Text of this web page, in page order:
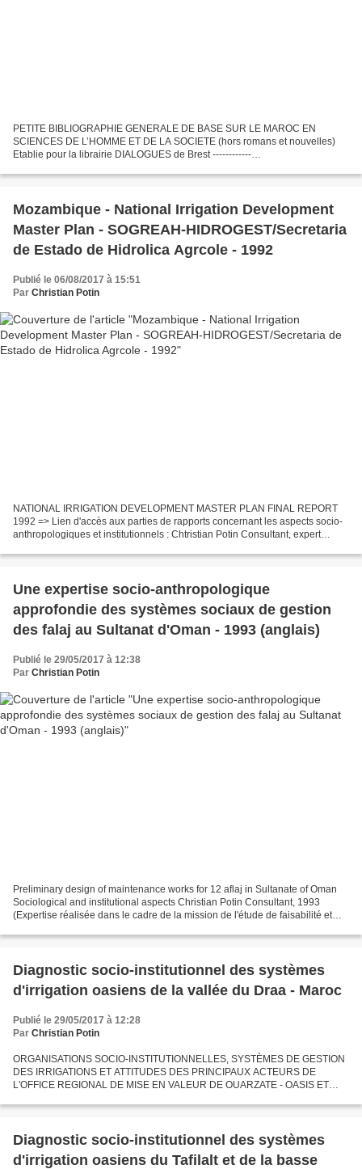
PETITE BIBLIOGRAPHIE GENERALE DE BASE SUR LE MAROC EN
SCIENCES DE L’HOMME ET DE LA SOCIETE (hors romans et nouvelles)
Etablie pour la librairie DIALOGUES de Brest ------------
SCIENCES_DE_L_HOMME_ET_DE_LA_SOCIETE...
Mozambique - National Irrigation Development
Master Plan - SOGREAH-HIDROGEST/Secretaria
de Estado de Hidrolica Agrcole - 1992
Publié le 06/08/2017 à 15:51
Par Christian Potin
NATIONAL IRRIGATION DEVELOPMENT MASTER PLAN FINAL REPORT
1992 => Lien d'accès aux parties de rapports concernant les aspects socio-
anthropologiques et institutionnels : Chtristian Potin Consultant, expert
Une expertise socio-anthropologique
approfondie des systèmes sociaux de gestion
des falaj au Sultanat d'Oman - 1993 (anglais)
Publié le 29/05/2017 à 12:38
Par Christian Potin
Preliminary design of maintenance works for 12 aflaj in Sultanate of Oman
Sociological and institutional aspects Christian Potin Consultant, 1993
(Expertise réalisée dans le cadre de la mission de l'étude de faisabilité et
Diagnostic socio-institutionnel des systèmes
d'irrigation oasiens de la vallée du Draa - Maroc
Publié le 29/05/2017 à 12:28
Par Christian Potin
ORGANISATIONS SOCIO-INSTITUTIONNELLES, SYSTÈMES DE GESTION
DES IRRIGATIONS ET ATTITUDES DES PRINCIPAUX ACTEURS DE
L'OFFICE REGIONAL DE MISE EN VALEUR DE OUARZATE - OASIS ET
rapports...
Diagnostic socio-institutionnel des systèmes
d'irrigation oasiens du Tafilalt et de la basse